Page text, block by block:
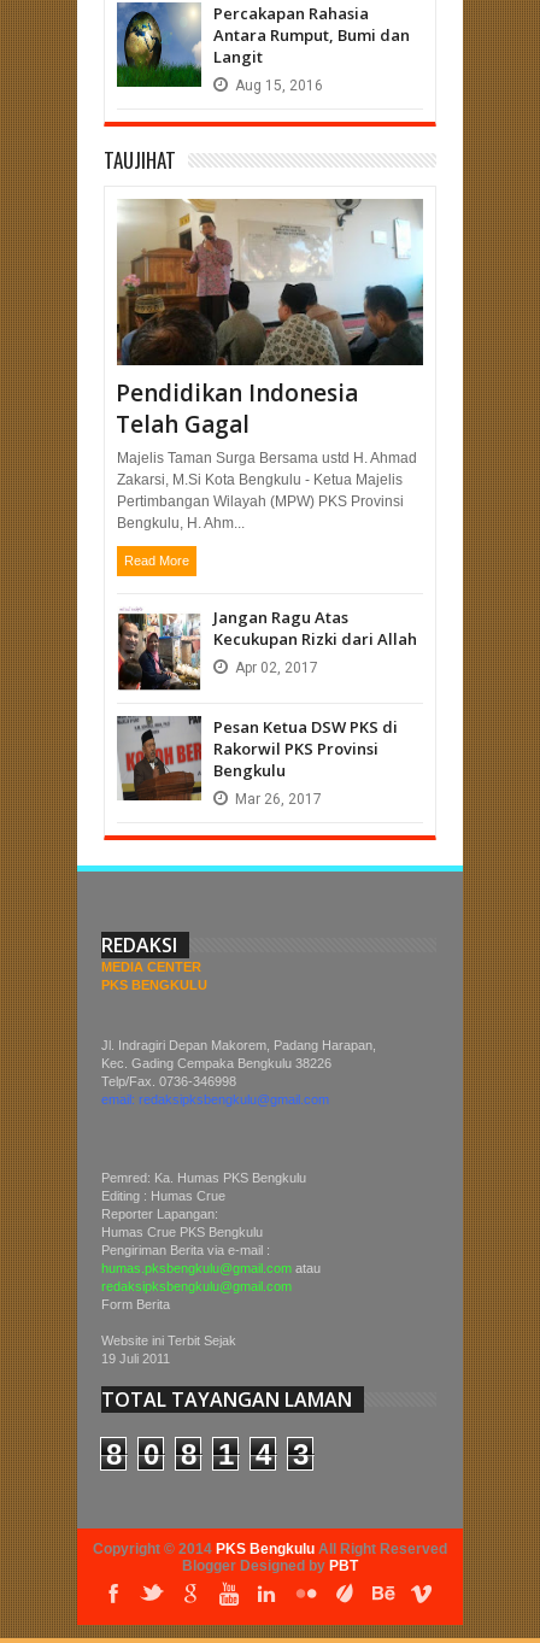
Percakapan Rahasia
Antara Rumput, Bumi dan
Langit
Aug 15, 2016
TAUJIHAT
Pendidikan Indonesia
Telah Gagal
Majelis Taman Surga Bersama ustd H. Ahmad
Zakarsi, M.Si Kota Bengkulu - Ketua Majelis
Pertimbangan Wilayah (MPW) PKS Provinsi
Bengkulu, H. Ahm...
Read More
Jangan Ragu Atas
Kecukupan Rizki dari Allah
Apr 02, 2017
Pesan Ketua DSW PKS di
Rakorwil PKS Provinsi
Bengkulu
Mar 26, 2017
REDAKSI
MEDIA CENTER
PKS BENGKULU
Jl. Indragiri Depan Makorem, Padang Harapan,
Kec. Gading Cempaka Bengkulu 38226
Telp/Fax. 0736-346998
email: redaksipksbengkulu@gmail.com
Pemred: Ka. Humas PKS Bengkulu
Editing : Humas Crue
Reporter Lapangan:
Humas Crue PKS Bengkulu
Pengiriman Berita via e-mail :
humas.pksbengkulu@gmail.com atau
redaksipksbengkulu@gmail.com
Form Berita
Website ini Terbit Sejak
19 Juli 2011
TOTAL TAYANGAN LAMAN
8 0 8 1 4 3
Copyright © 2014 PKS Bengkulu All Right Reserved
Blogger Designed by PBT